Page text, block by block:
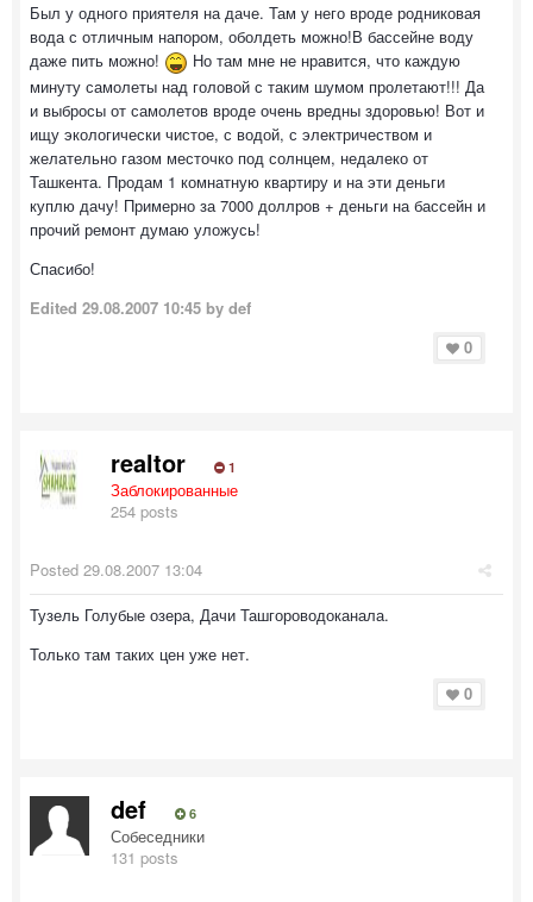
Был у одного приятеля на даче. Там у него вроде родниковая
вода с отличным напором, оболдеть можно!В бассейне воду
даже пить можно!
Но там мне не нравится, что каждую
минуту самолеты над головой с таким шумом пролетают!!! Да
и выбросы от самолетов вроде очень вредны здоровью! Вот и
ищу экологически чистое, с водой, с электричеством и
желательно газом месточко под солнцем, недалеко от
Ташкента. Продам 1 комнатную квартиру и на эти деньги
куплю дачу! Примерно за 7000 доллров + деньги на бассейн и
прочий ремонт думаю уложусь!
Спасибо!
Edited 29.08.2007 10:45 by def
0
realtor 1
Заблокированные
254 posts
Posted 29.08.2007 13:04
Тузель Голубые озера, Дачи Ташгороводоканала.
Только там таких цен уже нет.
0
def 6
Собеседники
131 posts